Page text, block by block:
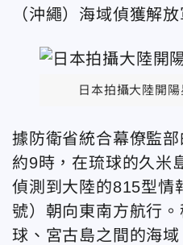
（沖繩）海域偵獲解
日本拍攝大陸開
據防衛省統合幕僚監
約9時，在琉球的久米
偵測到大陸的815型情
號）朝向東南方航行
球、宮古島之間的海